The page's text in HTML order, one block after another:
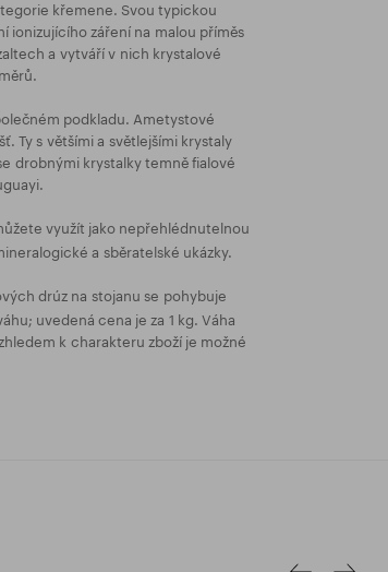
křemene. Svou typickou
ionizujícího záření na malou příměs
a vytváří v nich krystalové
podkladu. Ametystové
Ty s většími a světlejšími krystaly
drobnými krystalky temně fialové
využít jako nepřehlédnutelnou
a sběratelské ukázky.
drúz na stojanu se pohybuje
uvedená cena je za 1 kg. Váha
k charakteru zboží je možné